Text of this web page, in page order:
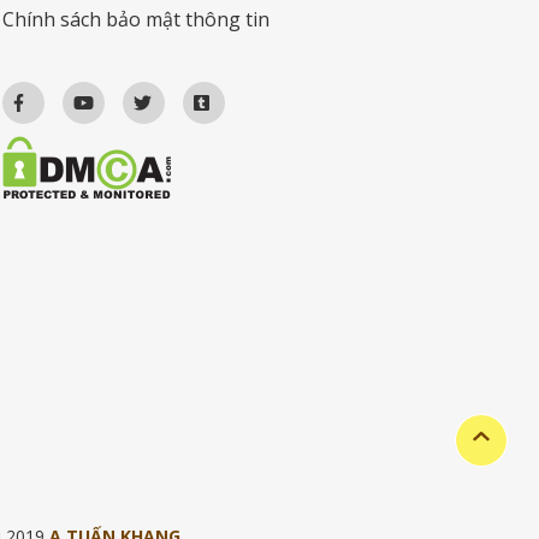
Chính sách bảo mật thông tin